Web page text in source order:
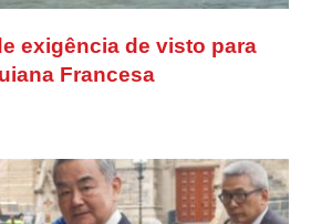
exigência de visto para
Francesa